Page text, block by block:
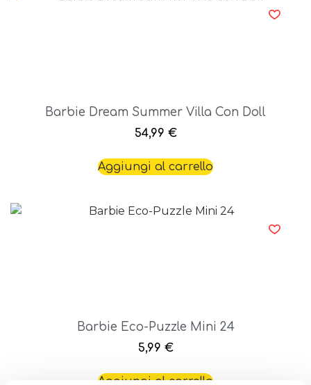
Barbie Dream Summer Villa Con Doll
54,99 €
Aggiungi al carrello
Barbie Eco-Puzzle Mini 24
5,99 €
Aggiungi al carrello